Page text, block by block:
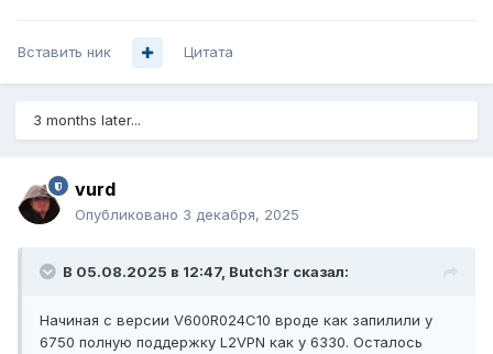
Вставить ник Цитата
3 months later...
vurd
Опубликовано 3 декабря, 2025
В 05.08.2025 в 12:47, Butch3r сказал:
Начиная с версии V600R024C10 вроде как запилили у
6750 полную поддержку L2VPN как у 6330. Осталось